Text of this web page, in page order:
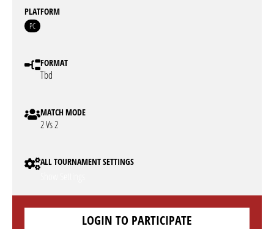
PLATFORM
PC
FORMAT
Tbd
MATCH MODE
2 Vs 2
ALL TOURNAMENT SETTINGS
LOGIN TO PARTICIPATE